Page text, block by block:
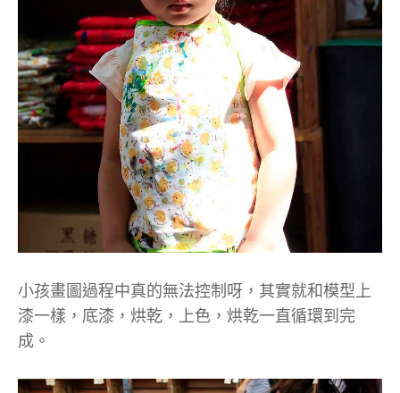
小孩畫圖過程中真的無法控制呀，其實就和模型上
漆一樣，底漆，烘乾，上色，烘乾一直循環到完
成。